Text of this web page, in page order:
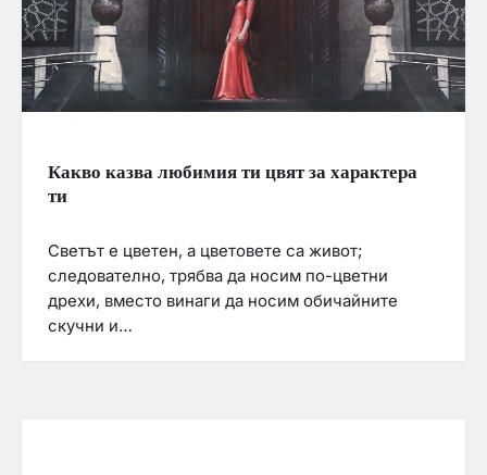
Какво казва любимия ти цвят за характера
ти
Светът е цветен, а цветовете са живот;
следователно, трябва да носим по-цветни
дрехи, вместо винаги да носим обичайните
скучни и…